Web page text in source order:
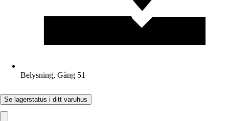
Belysning, Gång 51
Se lagerstatus i ditt varuhus